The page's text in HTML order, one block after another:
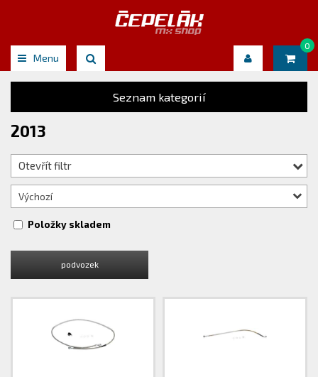
Menu
0
Seznam kategorií
2013
Otevřít filtr
Výchozí
Položky skladem
podvozek